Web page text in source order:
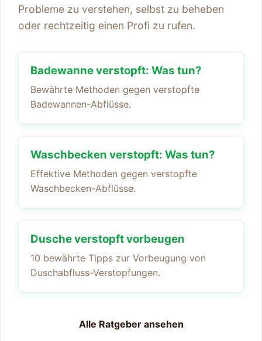
Probleme zu verstehen, selbst zu beheben
oder rechtzeitig einen Profi zu rufen.
Badewanne verstopft: Was tun?
Bewährte Methoden gegen verstopfte
Badewannen-Abflüsse.
Waschbecken verstopft: Was tun?
Effektive Methoden gegen verstopfte
Waschbecken-Abflüsse.
Dusche verstopft vorbeugen
10 bewährte Tipps zur Vorbeugung von
Duschabfluss-Verstopfungen.
Alle Ratgeber ansehen